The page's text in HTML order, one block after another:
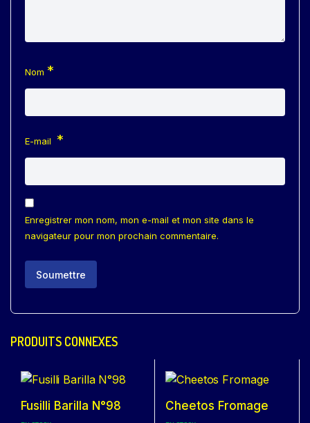
Nom *
E-mail *
Enregistrer mon nom, mon e-mail et mon site dans le
navigateur pour mon prochain commentaire.
PRODUITS CONNEXES
Fusilli Barilla N°98 Cheetos Fromage